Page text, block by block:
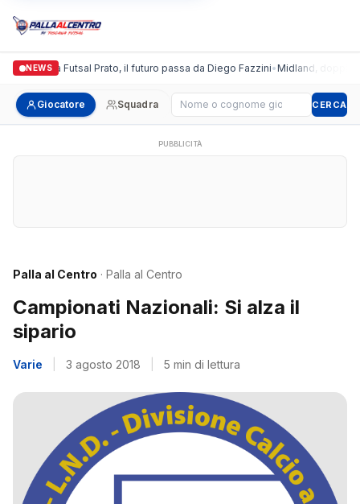
NEWS
Italgronda Futsal Prato, il futuro passa da Diego Fazzini•Midland, doppio
Giocatore Squadra Cerca giocatore CERCA
PUBBLICITÀ
Palla al Centro · Palla al Centro
Campionati Nazionali: Si alza il
sipario
Varie 3 agosto 2018 5 min di lettura